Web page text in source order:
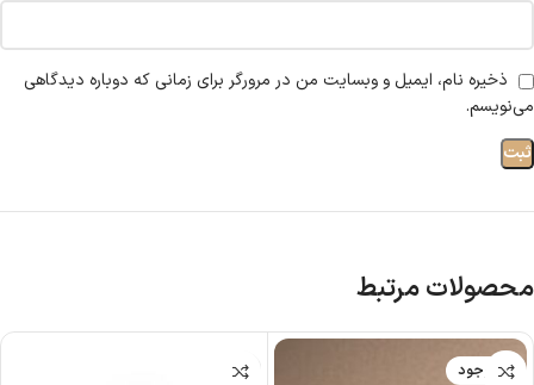
ذخیره نام، ایمیل و وبسایت من در مرورگر برای زمانی که دوباره دیدگاهی
می‌نویسم.
محصولات مرتبط
ناموجود